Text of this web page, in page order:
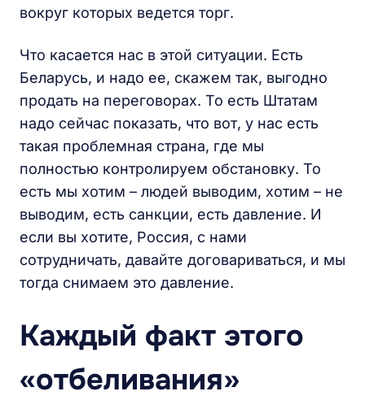
вокруг которых ведется торг.
Что касается нас в этой ситуации. Есть
Беларусь, и надо ее, скажем так, выгодно
продать на переговорах. То есть Штатам
надо сейчас показать, что вот, у нас есть
такая проблемная страна, где мы
полностью контролируем обстановку. То
есть мы хотим – людей выводим, хотим – не
выводим, есть санкции, есть давление. И
если вы хотите, Россия, с нами
сотрудничать, давайте договариваться, и мы
тогда снимаем это давление.
Каждый факт этого
«отбеливания»